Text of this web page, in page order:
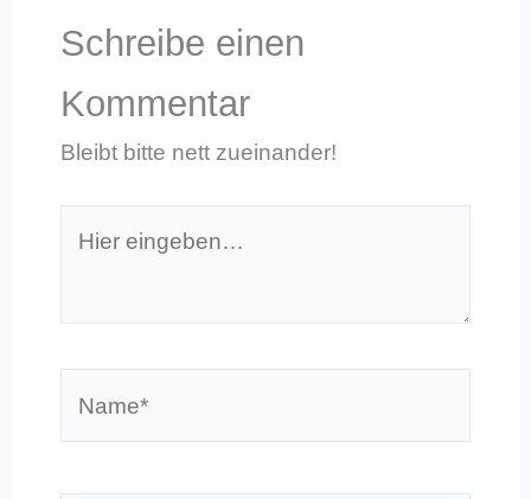
Schreibe einen
Kommentar
Bleibt bitte nett zueinander!
eingeben…